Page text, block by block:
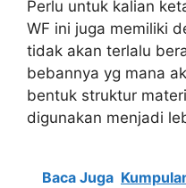
Perlu untuk kalian
WF ini juga memiliki
tidak akan terlalu
bebannya yg mana
bentuk struktur
digunakan menjadi
Baca Juga